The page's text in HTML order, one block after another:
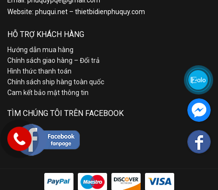
Website: phuqui.net – thietbidienphuquy.com
HỖ TRỢ KHÁCH HÀNG
Hướng dẫn mua hàng
Chính sách giao hàng – Đổi trả
Hình thức thanh toán
Chính sách ship hàng toàn quốc
Cam kết bảo mật thông tin
TÌM CHÚNG TÔI TRÊN FACEBOOK